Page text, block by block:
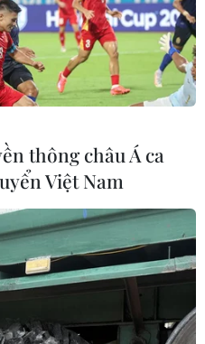
cho hoạt
thông châu Á ca
Việt Nam